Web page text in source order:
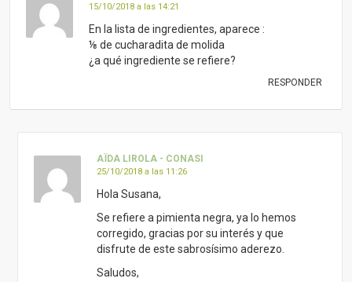
15/10/2018 a las 14:21
En la lista de ingredientes, aparece :
⅛ de cucharadita de molida
¿a qué ingrediente se refiere?
RESPONDER
AÏDA LIROLA - CONASI
25/10/2018 a las 11:26
Hola Susana,
Se refiere a pimienta negra, ya lo hemos
corregido, gracias por su interés y que
disfrute de este sabrosísimo aderezo.
Saludos,